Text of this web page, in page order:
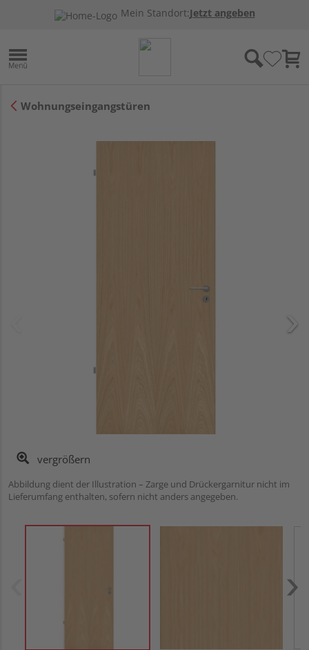
Mein Standort:Jetzt angeben
Wohnungseingangstüren
vergrößern
Abbildung dient der Illustration – Zarge und Drückergarnitur nicht im
Lieferumfang enthalten, sofern nicht anders angegeben.